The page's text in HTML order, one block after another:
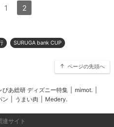
1 2
SURUGA bank CUP
ページの先頭へ
ぴあ総研 ディズニー特集 mimot.
ン うまい肉 Medery.
連サイト